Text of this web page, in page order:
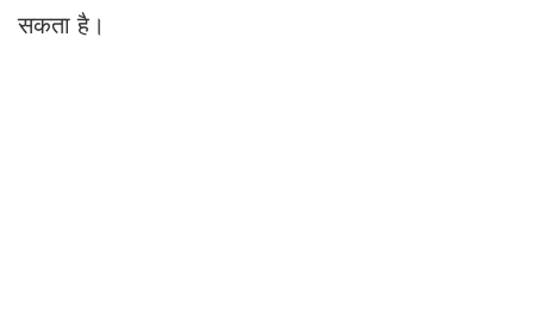
सकता है।